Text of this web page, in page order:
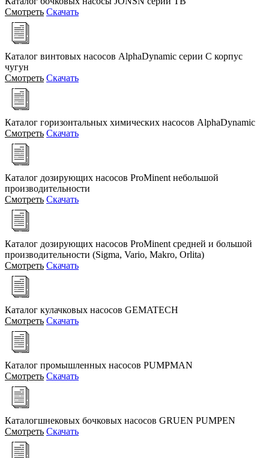
Смотреть Скачать
Каталог винтовых насосов AlphaDynamic серии С корпус
чугун
Смотреть Скачать
Каталог горизонтальных химических насосов AlphaDynamic
Смотреть Скачать
Каталог дозирующих насосов ProMinent небольшой
производительности
Смотреть Скачать
Каталог дозирующих насосов ProMinent средней и большой
производительности (Sigma, Vario, Makro, Orlita)
Смотреть Скачать
Каталог кулачковых насосов GEMATECH
Смотреть Скачать
Каталог промышленных насосов PUMPMAN
Смотреть Скачать
Каталогшнековых бочковых насосов GRUEN PUMPEN
Смотреть Скачать